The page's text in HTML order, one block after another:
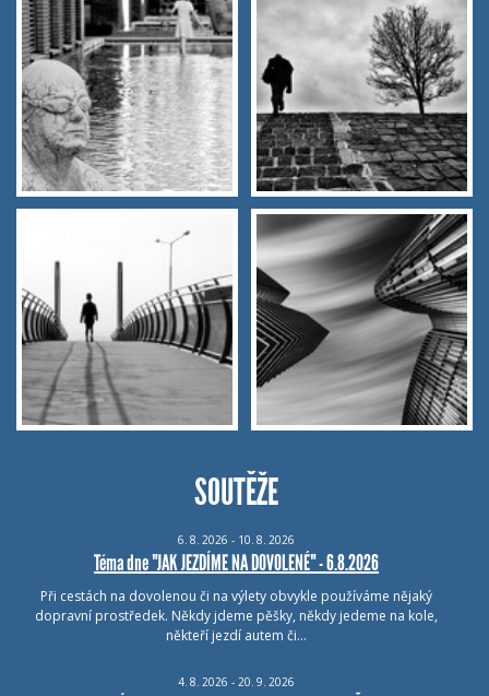
SOUTĚŽE
6. 8. 2026 - 10. 8. 2026
Téma dne "JAK JEZDÍME NA DOVOLENÉ" - 6.8.2026
Při cestách na dovolenou či na výlety obvykle používáme nějaký
dopravní prostředek. Někdy jdeme pěšky, někdy jedeme na kole,
někteří jezdí autem či…
4. 8. 2026 - 20. 9. 2026